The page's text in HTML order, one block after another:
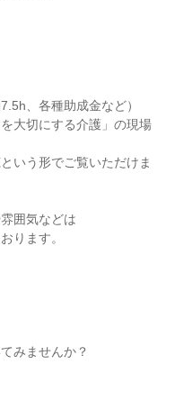
、各種助成金など）
大切にする介護」の現場
いう形でご覧いただけま
囲気などは
ります。
みませんか？